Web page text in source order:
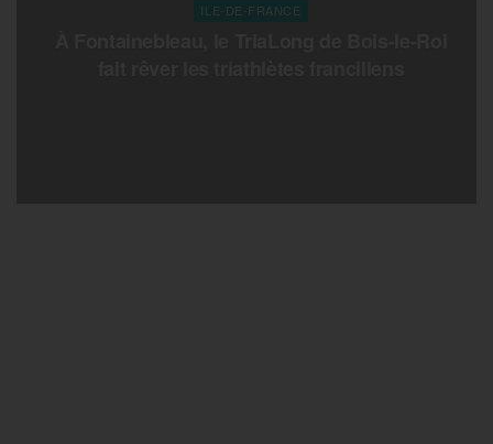
ILE-DE-FRANCE